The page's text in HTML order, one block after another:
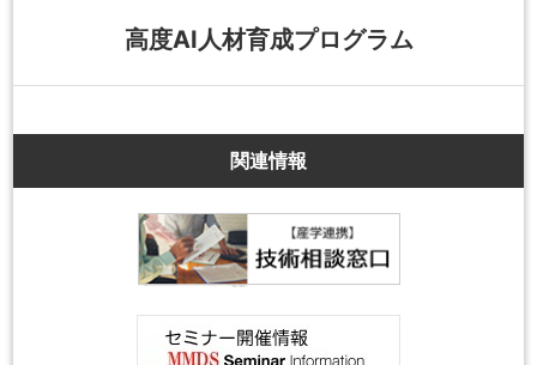
高度AI人材育成プログラム
関連情報